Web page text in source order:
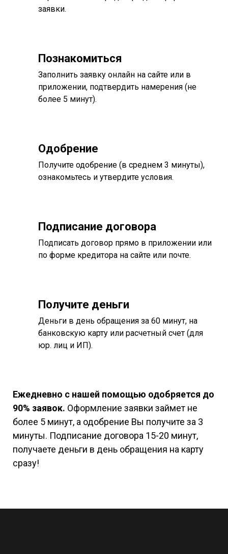
заявки.
Познакомиться
Заполнить заявку онлайн на сайте или в
приложении, подтвердить намерения (не
более 5 минут).
Одобрение
Получите одобрение (в среднем 3 минуты),
ознакомьтесь и утвердите условия.
Подписание договора
Подписать договор прямо в приложении или
по форме кредитора на сайте или почте.
Получите деньги
Деньги в день обращения за 60 минут, на
банковскую карту или расчетный счет (для
юр. лиц и ИП).
Ежедневно с нашей помощью одобряется до
90% заявок. Оформление заявки займет не
более 5 минут, а одобрение Вы получите за 3
минуты. Подписание договора 15-20 минут,
получаете деньги в день обращения на карту
сразу!